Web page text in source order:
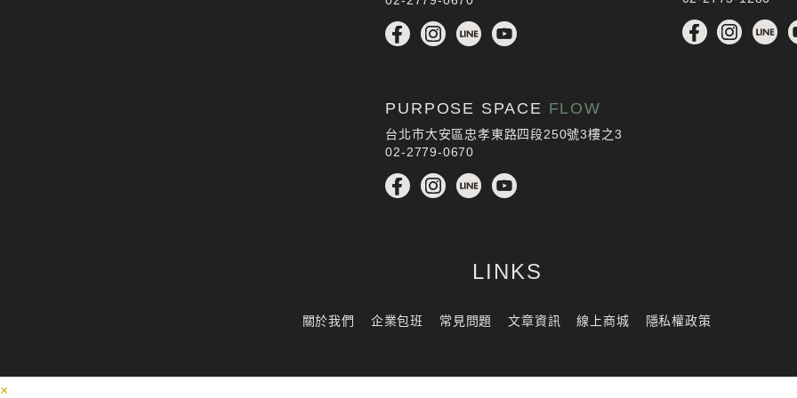
PURPOSE SPACE FLOW
台北市大安區忠孝東路四段250號3樓之3
02-2779-0670
LINKS
關於我們 企業包班 常見問題 文章資訊 線上商城 隱私權政策
×